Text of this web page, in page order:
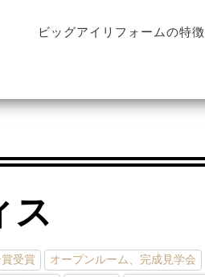
ビッグアイリフォームの特徴
ス
受賞 オープンルーム、完成見学会